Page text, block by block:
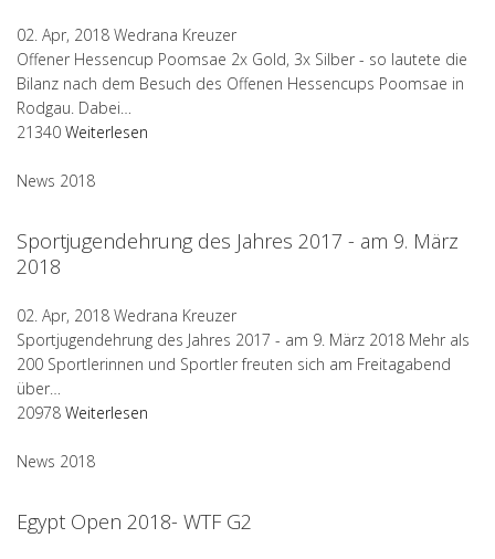
02. Apr, 2018 Wedrana Kreuzer
Offener Hessencup Poomsae 2x Gold, 3x Silber - so lautete die
Bilanz nach dem Besuch des Offenen Hessencups Poomsae in
Rodgau. Dabei…
21340 Weiterlesen
News 2018
Sportjugendehrung des Jahres 2017 - am 9. März
2018
02. Apr, 2018 Wedrana Kreuzer
Sportjugendehrung des Jahres 2017 - am 9. März 2018 Mehr als
200 Sportlerinnen und Sportler freuten sich am Freitagabend
über…
20978 Weiterlesen
News 2018
Egypt Open 2018- WTF G2